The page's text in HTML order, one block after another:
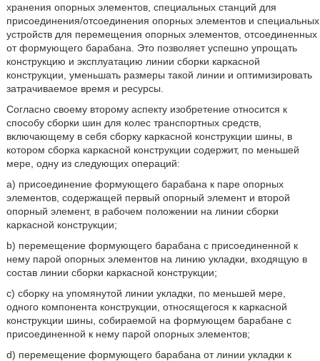
хранения опорных элементов, специальных станций для
присоединения/отсоединения опорных элементов и специальных
устройств для перемещения опорных элементов, отсоединенных
от формующего барабана. Это позволяет успешно упрощать
конструкцию и эксплуатацию линии сборки каркасной
конструкции, уменьшать размеры такой линии и оптимизировать
затрачиваемое время и ресурсы.
Согласно своему второму аспекту изобретение относится к
способу сборки шин для колес транспортных средств,
включающему в себя сборку каркасной конструкции шины, в
котором сборка каркасной конструкции содержит, по меньшей
мере, одну из следующих операций:
a) присоединение формующего барабана к паре опорных
элементов, содержащей первый опорный элемент и второй
опорный элемент, в рабочем положении на линии сборки
каркасной конструкции;
b) перемещение формующего барабана с присоединенной к
нему парой опорных элементов на линию укладки, входящую в
состав линии сборки каркасной конструкции;
c) сборку на упомянутой линии укладки, по меньшей мере,
одного компонента конструкции, относящегося к каркасной
конструкции шины, собираемой на формующем барабане с
присоединенной к нему парой опорных элементов;
d) перемещение формующего барабана от линии укладки к